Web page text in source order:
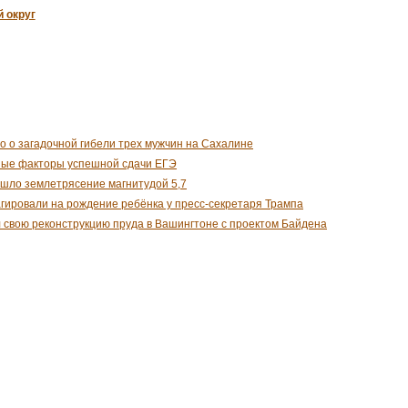
о загадочной гибели трех мужчин на Сахалине
факторы успешной сдачи ЕГЭ
землетрясение магнитудой 5,7
на рождение ребёнка у пресс-секретаря Трампа
реконструкцию пруда в Вашингтоне с проектом Байдена